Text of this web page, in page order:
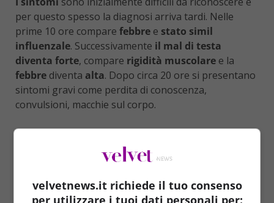
per questo spesso la diagnosi arriva tardi. Nelle
prime 10 ore compare febbre e stato simil
influenzale. Successivamente il mal di testa
diventa forte, compare rigidità muscolare e la
febbre diventa alta. Dopo circa 20 ore si presentano
sintomi gravi come perdita di conoscenza,
convulsioni, macchie sul corpo.
velvetnews.it richiede il tuo consenso
per utilizzare i tuoi dati personali per: